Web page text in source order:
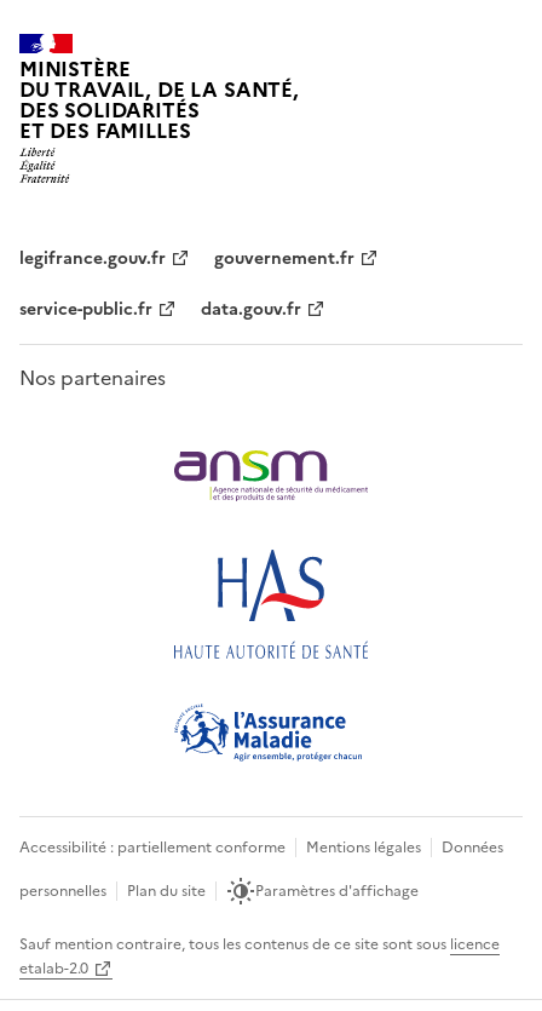
MINISTÈRE
DU TRAVAIL, DE LA SANTÉ,
DES SOLIDARITÉS
ET DES FAMILLES
legifrance.gouv.fr
gouvernement.fr
service-public.fr
data.gouv.fr
Nos partenaires
Accessibilité : partiellement conforme Mentions légales
Données
personnelles
Plan du site Paramètres d'affichage
Sauf mention contraire, tous les contenus de ce site sont sous licence
etalab-2.0